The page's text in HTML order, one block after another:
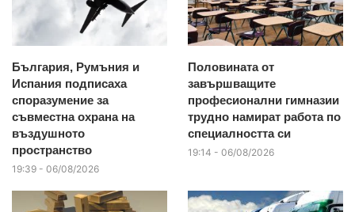
България, Румъния и
Испания подписаха
споразумение за
съвместна охрана на
въздушното
пространство
19:39 - 06/08/2026
Половината от
завършващите
професионални гимназии
трудно намират работа по
специалността си
19:14 - 06/08/2026